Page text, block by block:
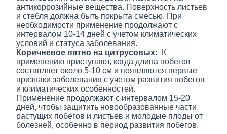
антикоррозийные вещества. Поверхность листьев
и стебля должна быть покрыта смесью. При
необходимости применение продолжают с
интервалом 10-14 дней с учетом климатических
условий и статуса заболевания.
Коричневое пятно на цитрусовых:
К
применению приступают, когда длина побегов
составляет около 5-10 см и появляются первые
признаки заболевания с учетом развития побегов
и климатических особенностей.
Применение продолжают с интервалом 15-20
дней, чтобы защитить новообразованные части
растущих побегов и листьев и молодые плоды от
болезней, особенно в период развития побегов.